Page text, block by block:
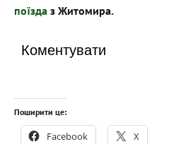
поїзда з Житомира.
Коментувати
Поширити це:
Facebook X